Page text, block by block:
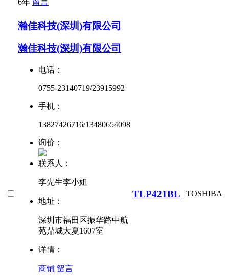
6年 留言
瀚佳科技(深圳)有限公司
瀚佳科技(深圳)有限公司
电话：
0755-23140719/23915992
手机：
13827426716/13480654098
询价：
联系人：
李先生李小姐
地址：
深圳市福田区振华路中航
苑鼎城大夏1607室
详情：
商铺 留言
TLP421BL TOSHIBA